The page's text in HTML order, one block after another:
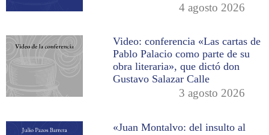
4 agosto 2026
Video: conferencia «Las cartas de
Pablo Palacio como parte de su
obra literaria», que dictó don
Gustavo Salazar Calle
3 agosto 2026
«Juan Montalvo: del insulto al